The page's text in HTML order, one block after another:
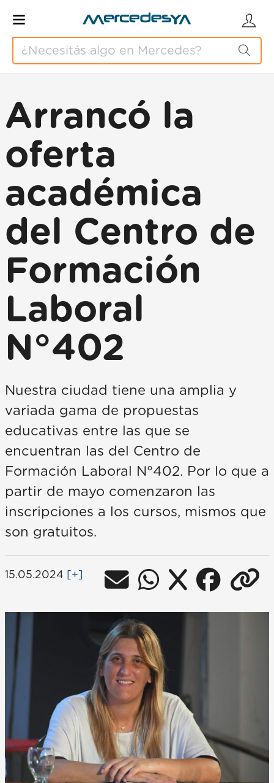
Arrancó la
oferta
académica
del Centro de
Formación
Laboral
N°402
Nuestra ciudad tiene una amplia y
variada gama de propuestas
educativas entre las que se
encuentran las del Centro de
Formación Laboral N°402. Por lo que a
partir de mayo comenzaron las
inscripciones a los cursos, mismos que
son gratuitos.
15.05.2024 [+]